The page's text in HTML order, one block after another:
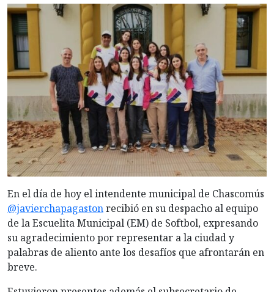
En el día de hoy el intendente municipal de Chascomús
@javierchapagastonrecibió en su despacho al equipo
de la Escuelita Municipal (EM) de Softbol, expresando
su agradecimiento por representar a la ciudad y
palabras de aliento ante los desafíos que afrontarán en
breve.